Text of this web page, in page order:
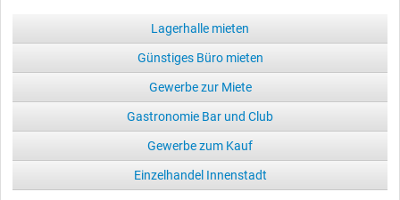
Lagerhalle mieten
Günstiges Büro mieten
Gewerbe zur Miete
Gastronomie Bar und Club
Gewerbe zum Kauf
Einzelhandel Innenstadt